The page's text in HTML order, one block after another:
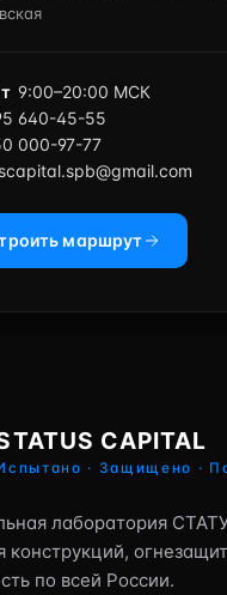
9:00–20:00 МСК
640-45-55
000-97-77
маршрут
CAPITAL
· Защищено ·
лаборатория
конструкций,
по всей России.